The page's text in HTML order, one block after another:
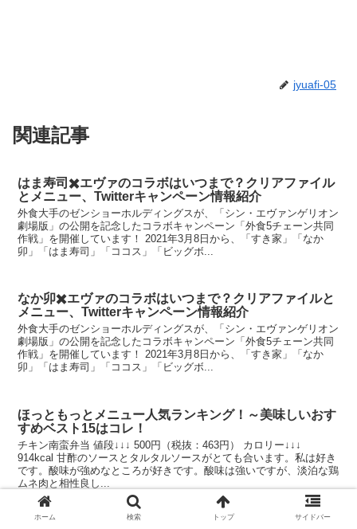
jyuafi-05
関連記事
はま寿司✖️エヴァのコラボはいつまで？クリアファイル
とメニュー、Twitterキャンペーン情報紹介
外食大手のゼンショーホルディングスが、「シン・エヴァンゲリオン
劇場版」の公開を記念したコラボキャンペーン「外食5チェーン共同
作戦」を開催しています！ 2021年3月8日から、「すき家」「なか
卯」「はま寿司」「ココス」「ビッグボ...
なか卯✖️エヴァのコラボはいつまで？クリアファイルと
メニュー、Twitterキャンペーン情報紹介
外食大手のゼンショーホルディングスが、「シン・エヴァンゲリオン
劇場版」の公開を記念したコラボキャンペーン「外食5チェーン共同
作戦」を開催しています！ 2021年3月8日から、「すき家」「なか
卯」「はま寿司」「ココス」「ビッグボ...
ほっともっとメニュー人気ランキング！～美味しいおす
すめベスト15はコレ！
チキン南蛮弁当 値段↓↓↓ 500円（税抜：463円） カロリー↓↓↓
914kcal 甘酢のソースとタルタルソースがとても合います。私は好き
です。酸味が強めなところが好きです。酸味は強いですが、淡泊な鶏
ムネ肉と相性良し...
ホーム 検索 トップ サイドバー